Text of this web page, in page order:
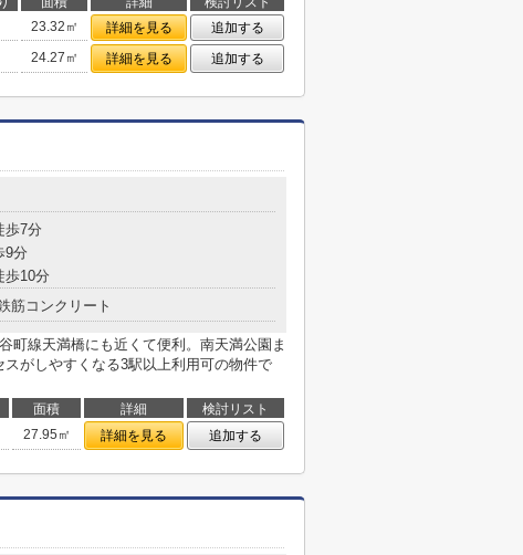
23.32㎡ 詳細を見る
追加する
24.27㎡ 詳細を見る 追加する
歩7分
9分
歩10分
筋コンクリート
町線天満橋にも近くて便利。南天満公園ま
がしやすくなる3駅以上利用可の物件で
面積 詳細
検討リスト
27.95㎡ 詳細を見る 追加する